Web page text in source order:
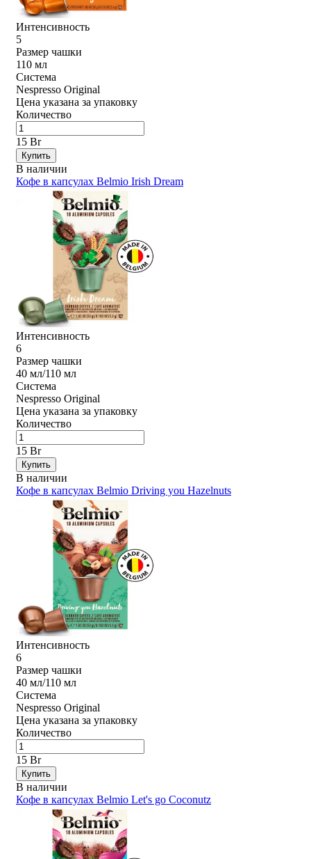
Интенсивность
5
Размер чашки
110 мл
Система
Nespresso Original
Цена указана за упаковку
Количество
15 Br
Купить
В наличии
Кофе в капсулах Belmio Irish Dream
Интенсивность
6
Размер чашки
40 мл/110 мл
Система
Nespresso Original
Цена указана за упаковку
Количество
15 Br
Купить
В наличии
Кофе в капсулах Belmio Driving you Hazelnuts
Интенсивность
6
Размер чашки
40 мл/110 мл
Система
Nespresso Original
Цена указана за упаковку
Количество
15 Br
Купить
В наличии
Кофе в капсулах Belmio Let's go Coconutz